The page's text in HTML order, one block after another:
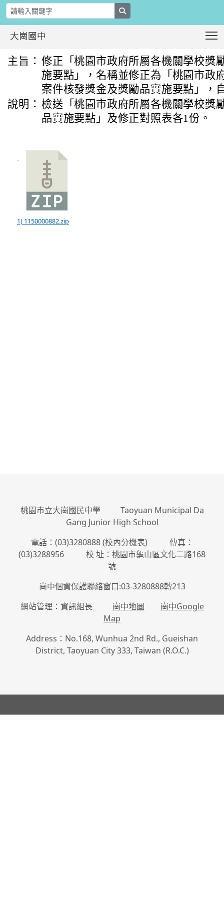
大崗國中
修正「桃園市政府所屬各機關學校獎
主旨： 修正「桃園市政府所屬各機關學校獎
施要點」，名稱並修正為「桃園市政
案件核發獎金及獎勵品實施要點」，
說明： 檢送「桃園市政府所屬各機關學校獎
品實施要點」及修正對照表各1份。
1) 1150000882.zip
桃園市立大崗國民中學 Taoyuan Municipal Da
Gang Junior High School
電話：(03)3280888 (校內分機表) 傳真：
(03)3288956 校 址：桃園市龜山區文化二路168
號
崗中個資保護聯絡窗口:03-3280888轉213
網站管理：資訊組長 崗中地圖
崗中Google
Map
Address：No.168, Wunhua 2nd Rd., Gueishan
District, Taoyuan City 333, Taiwan (R.O.C.)